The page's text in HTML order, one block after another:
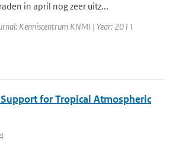
in april nog zeer uitz...
Kenniscentrum KNMI | Year: 2011
Support for Tropical Atmospheric